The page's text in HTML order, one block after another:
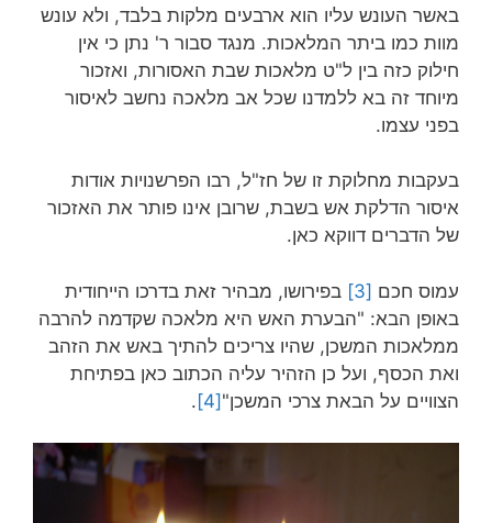
באשר העונש עליו הוא ארבעים מלקות בלבד, ולא עונש
מוות כמו ביתר המלאכות. מנגד סבור ר' נתן כי אין
חילוק כזה בין ל"ט מלאכות שבת האסורות, ואזכור
מיוחד זה בא ללמדנו שכל אב מלאכה נחשב לאיסור
בפני עצמו.
בעקבות מחלוקת זו של חז"ל, רבו הפרשנויות אודות
איסור הדלקת אש בשבת, שרובן אינו פותר את האזכור
של הדברים דווקא כאן.
עמוס חכם [3]
בפירושו, מבהיר זאת בדרכו הייחודית
באופן הבא: "הבערת האש היא מלאכה שקדמה להרבה
ממלאכות המשכן, שהיו צריכים להתיך באש את הזהב
ואת הכסף, ועל כן הזהיר עליה הכתוב כאן בפתיחת
הצוויים על הבאת צרכי המשכן"[4]
.